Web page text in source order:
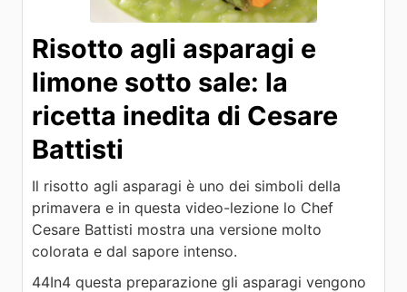
Risotto agli asparagi e
limone sotto sale: la
ricetta inedita di Cesare
Battisti
Il risotto agli asparagi è uno dei simboli della
primavera e in questa video-lezione lo Chef
Cesare Battisti mostra una versione molto
colorata e dal sapore intenso.
44In4 questa preparazione gli asparagi vengono